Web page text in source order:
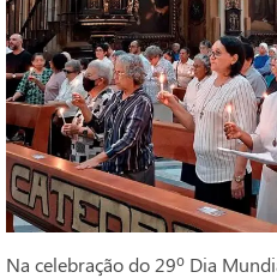
Na celebração do 29º Dia